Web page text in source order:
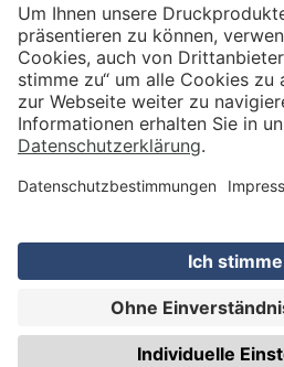
VERSAND
WIRmachenDRUCK GmbH